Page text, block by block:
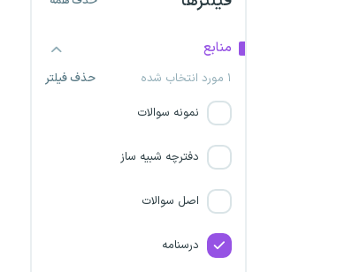
منابع
۱ مورد انتخاب شده
حذف فیلتر
نمونه سوالات
دفترچه شبیه ساز
اصل سوالات
درسنامه
سوم)
پتروشیمی کردستان
شرکت صنایع خاک چینی ایران
سازمان اداری
شرکت معدنی و صنعتی گل گهر